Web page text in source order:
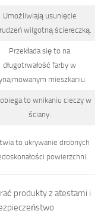
Umożliwiają usunięcie
wilgotną ściereczką.
Przekłada się to na
długotrwałość farby w
mieszkaniu.
to wnikaniu cieczy w
ściany.
to ukrywanie drobnych
powierzchni.
produkty z atestami i